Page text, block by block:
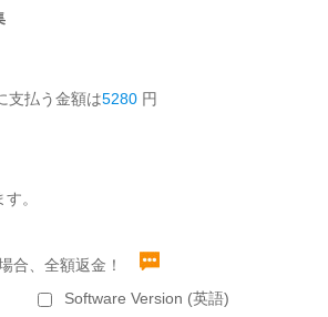
支払う金額は5280 円
。
、全額返金！
Software Version (英語)